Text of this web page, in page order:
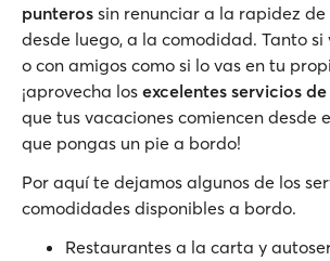
punteros sin renunciar a la rapidez de
desde luego, a la comodidad. Tanto
o con amigos como si lo vas en tu
¡aprovecha los excelentes servicios
que tus vacaciones comiencen desde
que pongas un pie a bordo!
Por aquí te dejamos algunos de los
comodidades disponibles a bordo.
Restaurantes a la carta y